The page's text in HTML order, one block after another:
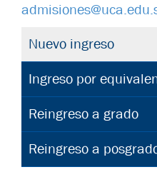
Nuevo ingreso
Ingreso por
Reingreso a grado
Reingreso a